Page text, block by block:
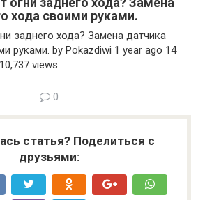
хода своими руками.
заднего хода? Замена датчика
руками. by Pokazdiwi 1 year ago 14
views
0
статья? Поделиться с
друзьями: